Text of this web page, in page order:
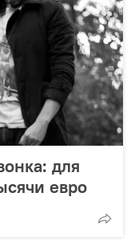
для
евро